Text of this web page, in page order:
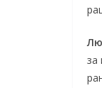
за